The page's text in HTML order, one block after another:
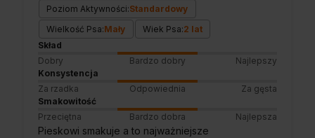
doświadczeniami. Do zobaczenia!
Poziom Aktywności:Standardowy
Wielkość Psa:Mały Wiek Psa:2 lat
Skład
Dobry
Bardzo dobry
Najlepszy
Konsystencja
Za rzadka
Odpowiednia
Za gęsta
Smakowitość
Przeciętna
Bardzo dobra Najlepsza
Pieskowi smakuje a to najważniejsze